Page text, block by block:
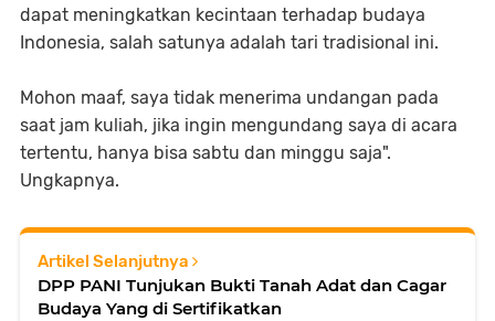
dapat meningkatkan kecintaan terhadap budaya
Indonesia, salah satunya adalah tari tradisional ini.
Mohon maaf, saya tidak menerima undangan pada
saat jam kuliah, jika ingin mengundang saya di acara
tertentu, hanya bisa sabtu dan minggu saja".
Ungkapnya.
Artikel Selanjutnya
DPP PANI Tunjukan Bukti Tanah Adat dan Cagar
Budaya Yang di Sertifikatkan